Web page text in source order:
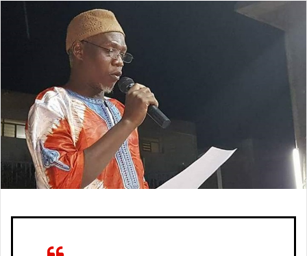
v
o
y
u
n
c
o
r